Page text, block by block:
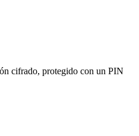
cifrado, protegido con un PIN